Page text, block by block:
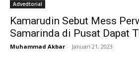
Advedtorial
Kamarudin Sebut Mess
Samarinda di Pusat Dapat
Muhammad Akbar - Januari 21, 2023